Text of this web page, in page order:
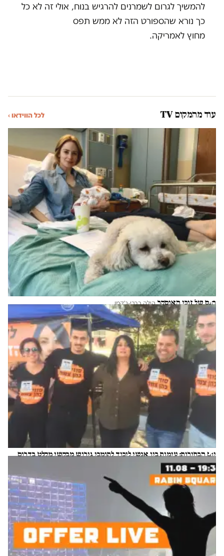
להמשיך לגרום לשמרנים להרגיש בנוח, אולי זה לא כל
כך נורא שהספורט הזה לא ממש תפס
מחוץ לאמריקה.
עוד מהמקום TV לכל הווידאו ›
הנס של זוכי האוסקר הילה ברבי-ג'קמן
יום הבחירות: עימות בין אנשי ליכוד לתומכי גירוש מבקשי מקלט בדרום
ת"א ניצן פינקו